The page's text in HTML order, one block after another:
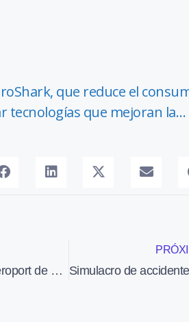
que reduce el
tecnologías que mejoran la…
Arriban a l’aeroport de Lleida-Alguaire els primers 400 turistes britànics